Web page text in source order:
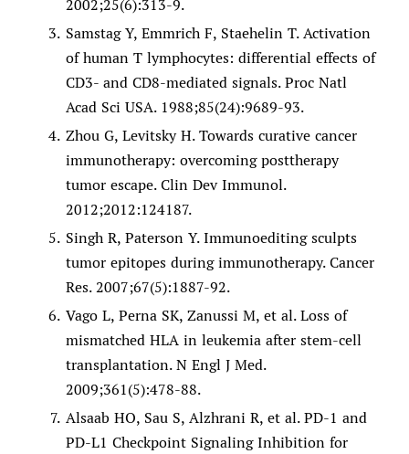
2002;25(6):313-9.
Samstag Y, Emmrich F, Staehelin T. Activation
of human T lymphocytes: differential effects of
CD3- and CD8-mediated signals. Proc Natl
Acad Sci USA. 1988;85(24):9689-93.
Zhou G, Levitsky H. Towards curative cancer
immunotherapy: overcoming posttherapy
tumor escape. Clin Dev Immunol.
2012;2012:124187.
Singh R, Paterson Y. Immunoediting sculpts
tumor epitopes during immunotherapy. Cancer
Res. 2007;67(5):1887-92.
Vago L, Perna SK, Zanussi M, et al. Loss of
mismatched HLA in leukemia after stem-cell
transplantation. N Engl J Med.
2009;361(5):478-88.
Alsaab HO, Sau S, Alzhrani R, et al. PD-1 and
PD-L1 Checkpoint Signaling Inhibition for